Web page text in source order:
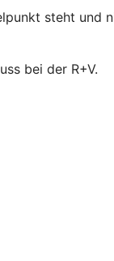
steht und
bei der R+V.